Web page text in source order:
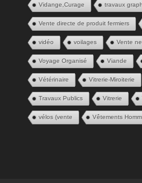
Vidange,Curage travaux
Vente directe de produit fermiers
vidéo voilages Vente
Voyage Organisé Viande
Vétérinaire Vitrerie-Miroiterie
Travaux Publics Vitrerie
vélos (vente Vêtements